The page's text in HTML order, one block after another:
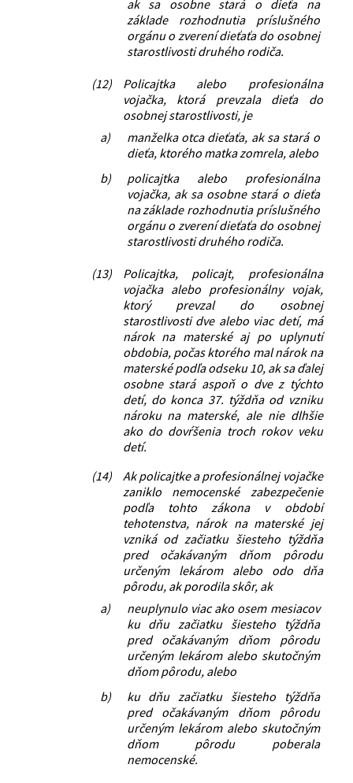
ak sa osobne stará o dieťa na
základe rozhodnutia príslušného
orgánu o zverení dieťaťa do osobnej
starostlivosti druhého rodiča.
(12)
Policajtka alebo profesionálna
vojačka, ktorá prevzala dieťa do
osobnej starostlivosti, je
a)
manželka otca dieťaťa, ak sa stará o
dieťa, ktorého matka zomrela, alebo
b)
policajtka alebo profesionálna
vojačka, ak sa osobne stará o dieťa
na základe rozhodnutia príslušného
orgánu o zverení dieťaťa do osobnej
starostlivosti druhého rodiča.
(13)
Policajtka, policajt, profesionálna
vojačka alebo profesionálny vojak,
ktorý prevzal do osobnej
starostlivosti dve alebo viac detí, má
nárok na materské aj po uplynutí
obdobia, počas ktorého mal nárok na
materské podľa odseku 10, ak sa ďalej
osobne stará aspoň o dve z týchto
detí, do konca 37. týždňa od vzniku
nároku na materské, ale nie dlhšie
ako do dovŕšenia troch rokov veku
detí.
(14)
Ak policajtke a profesionálnej vojačke
zaniklo nemocenské zabezpečenie
podľa tohto zákona v období
tehotenstva, nárok na materské jej
vzniká od začiatku šiesteho týždňa
pred očakávaným dňom pôrodu
určeným lekárom alebo odo dňa
pôrodu, ak porodila skôr, ak
a)
neuplynulo viac ako osem mesiacov
ku dňu začiatku šiesteho týždňa
pred očakávaným dňom pôrodu
určeným lekárom alebo skutočným
dňom pôrodu, alebo
b)
ku dňu začiatku šiesteho týždňa
pred očakávaným dňom pôrodu
určeným lekárom alebo skutočným
dňom pôrodu poberala
nemocenské.